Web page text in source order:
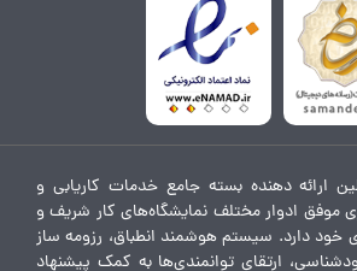
ارائه دهنده بسته جامع خدمات کاریابی و
موفق ادوار مختلف نمایشگاه‌های کار شریف و
خود دارد. سیستم هوشمند انطباق، رزومه ساز
ارتقای توانمندی‌ها به کمک پیشنهاد